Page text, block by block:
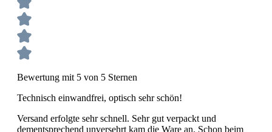
Bewertung mit 5 von 5 Sternen
Technisch einwandfrei, optisch sehr schön!
Versand erfolgte sehr schnell. Sehr gut verpackt und
dementsprechend unversehrt kam die Ware an. Schon beim